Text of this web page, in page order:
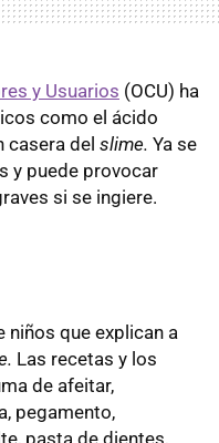
y Usuarios (OCU) ha
como el ácido
casera del slime. Ya se
y puede provocar
si se ingiere.
niños que explican a
Las recetas y los
de afeitar,
pegamento,
pasta de dientes,